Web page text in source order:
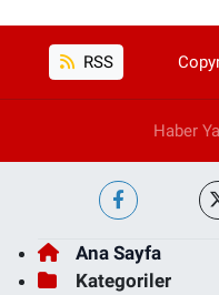
RSS
Haber
Ana Sayfa
Kategoriler